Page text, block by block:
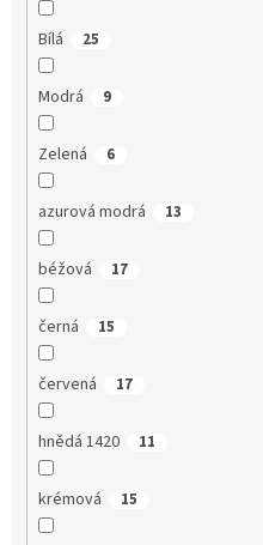
Bílá 25
Modrá 9
Zelená 6
azurová modrá 13
béžová 17
černá 15
červená 17
hnědá 1420 11
krémová 15